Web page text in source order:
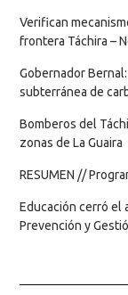
Verifican
frontera Táchira –
Gobernador
subterránea de
Bomberos del
zonas de La Guaira
RESUMEN //
Educación cerró el
Prevención y